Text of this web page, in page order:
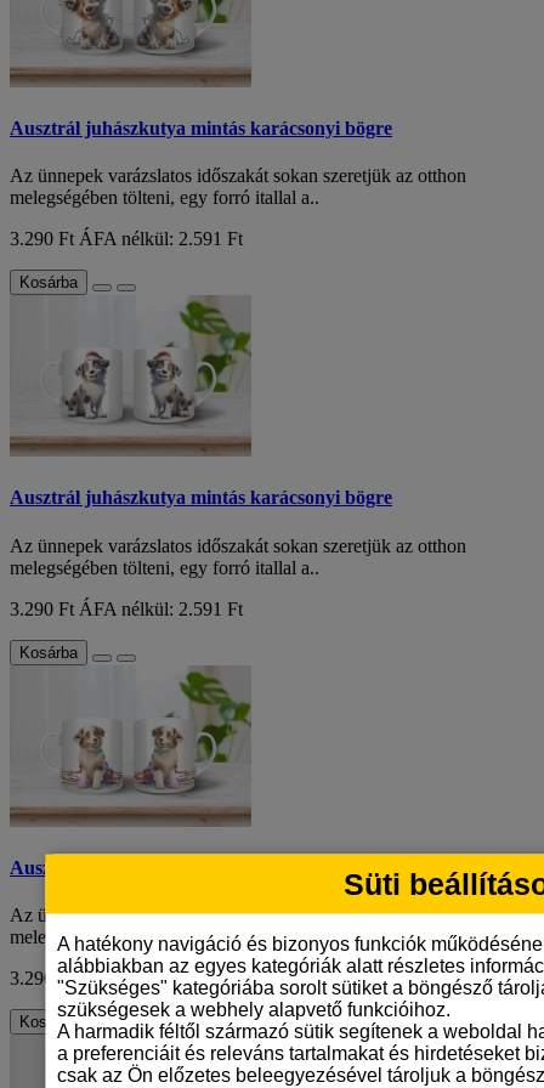
Ausztrál juhászkutya mintás karácsonyi bögre
Az ünnepek varázslatos időszakát sokan szeretjük az otthon
melegségében tölteni, egy forró itallal a..
3.290 Ft ÁFA nélkül: 2.591 Ft
Kosárba
Ausztrál juhászkutya mintás karácsonyi bögre
Az ünnepek varázslatos időszakát sokan szeretjük az otthon
melegségében tölteni, egy forró itallal a..
3.290 Ft ÁFA nélkül: 2.591 Ft
Kosárba
Ausztrál juhászkutya mintás karácsonyi bögre
Az ünnepek varázslatos időszakát sokan szeretjük az otthon
melegségében tölteni, egy forró itallal a..
3.290 FtÁFA nélkül: 2.591 Ft
Kosárba
Süti
A hatékony navigáció és bizonyos funkciók
alábbiakban az egyes kategóriák alatt részletes
"Szükséges" kategóriába sorolt sütiket a böngésző
szükségesek a webhely alapvető funkcióihoz.
A harmadik féltől származó sütik segítenek a weboldal
a preferenciáit és releváns tartalmakat és hirdetéseket
csak az Ön előzetes beleegyezésével tároljuk a